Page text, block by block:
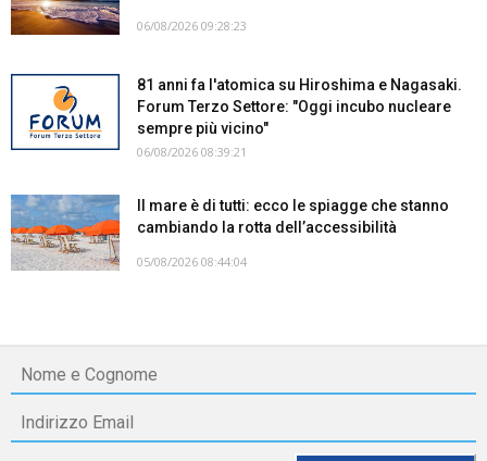
06/08/2026 09:28:23
81 anni fa l'atomica su Hiroshima e Nagasaki.
Forum Terzo Settore: "Oggi incubo nucleare
sempre più vicino"
06/08/2026 08:39:21
Il mare è di tutti: ecco le spiagge che stanno
cambiando la rotta dell’accessibilità
05/08/2026 08:44:04